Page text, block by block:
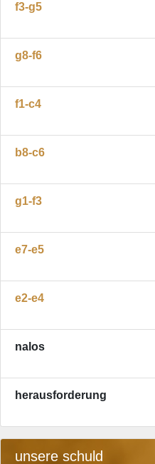
f3-g5
g8-f6
f1-c4
b8-c6
g1-f3
e7-e5
e2-e4
nalos
herausforderung
unsere schuld